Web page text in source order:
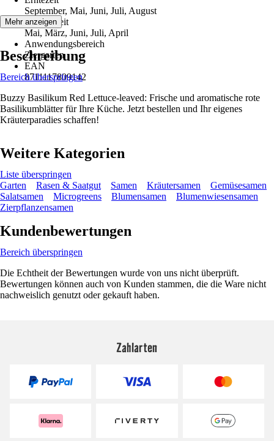
September, Mai, Juni, Juli, August
Aussaatzeit
Mai, März, Juni, Juli, April
Anwendungsbereich
Ziergarten
EAN
8711117809142
Mehr anzeigen
Beschreibung
Bereich überspringen
Buzzy Basilikum Red Lettuce-leaved: Frische und aromatische rote
Basilikumblätter für Ihre Küche. Jetzt bestellen und Ihr eigenes
Kräuterparadies schaffen!
Weitere Kategorien
Liste überspringen
Garten
Rasen & Saatgut Samen Kräutersamen
Gemüsesamen
Salatsamen
Microgreens Blumensamen
Blumenwiesensamen
Zierpflanzensamen
Kundenbewertungen
Bereich überspringen
Die Echtheit der Bewertungen wurde von uns nicht überprüft.
Bewertungen können auch von Kunden stammen, die die Ware nicht
nachweislich genutzt oder gekauft haben.
Zahlarten